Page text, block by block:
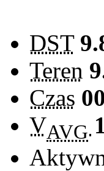
DST
Teren
Czas
VAVG